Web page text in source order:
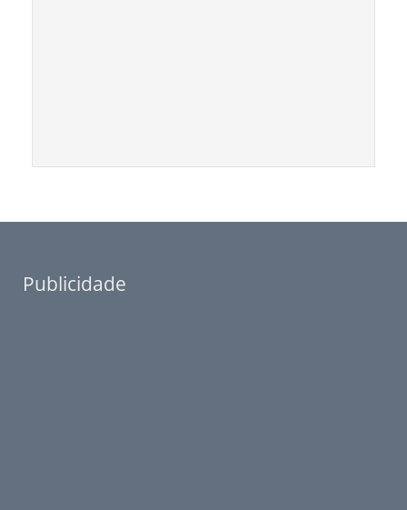
Publicidade